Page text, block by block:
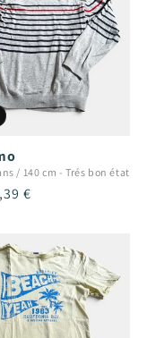
/ 140 cm -Trés bon état
€